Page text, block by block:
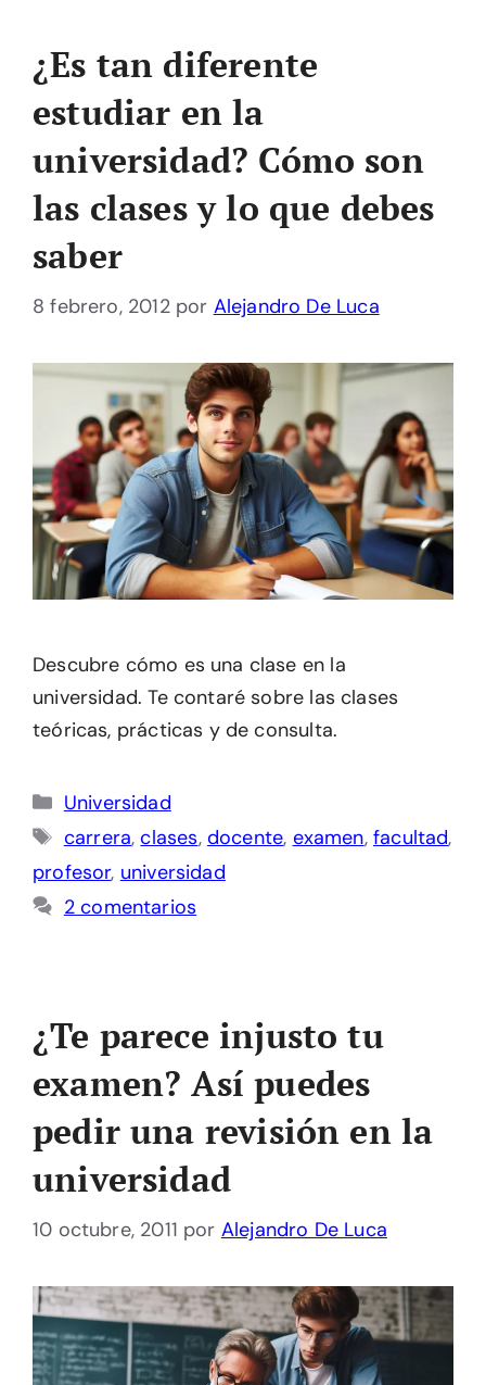
¿Es tan diferente
estudiar en la
universidad? Cómo son
las clases y lo que debes
saber
8 febrero, 2012 por Alejandro De Luca
Descubre cómo es una clase en la
universidad. Te contaré sobre las clases
teóricas, prácticas y de consulta.
Categorías
Universidad
Etiquetas
carrera,clases, docente, examen,facultad,
profesor, universidad
2 comentarios
¿Te parece injusto tu
examen? Así puedes
pedir una revisión en la
universidad
10 octubre, 2011 por Alejandro De Luca